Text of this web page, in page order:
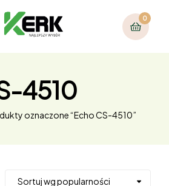
0
4510
oznaczone “Echo CS-4510”